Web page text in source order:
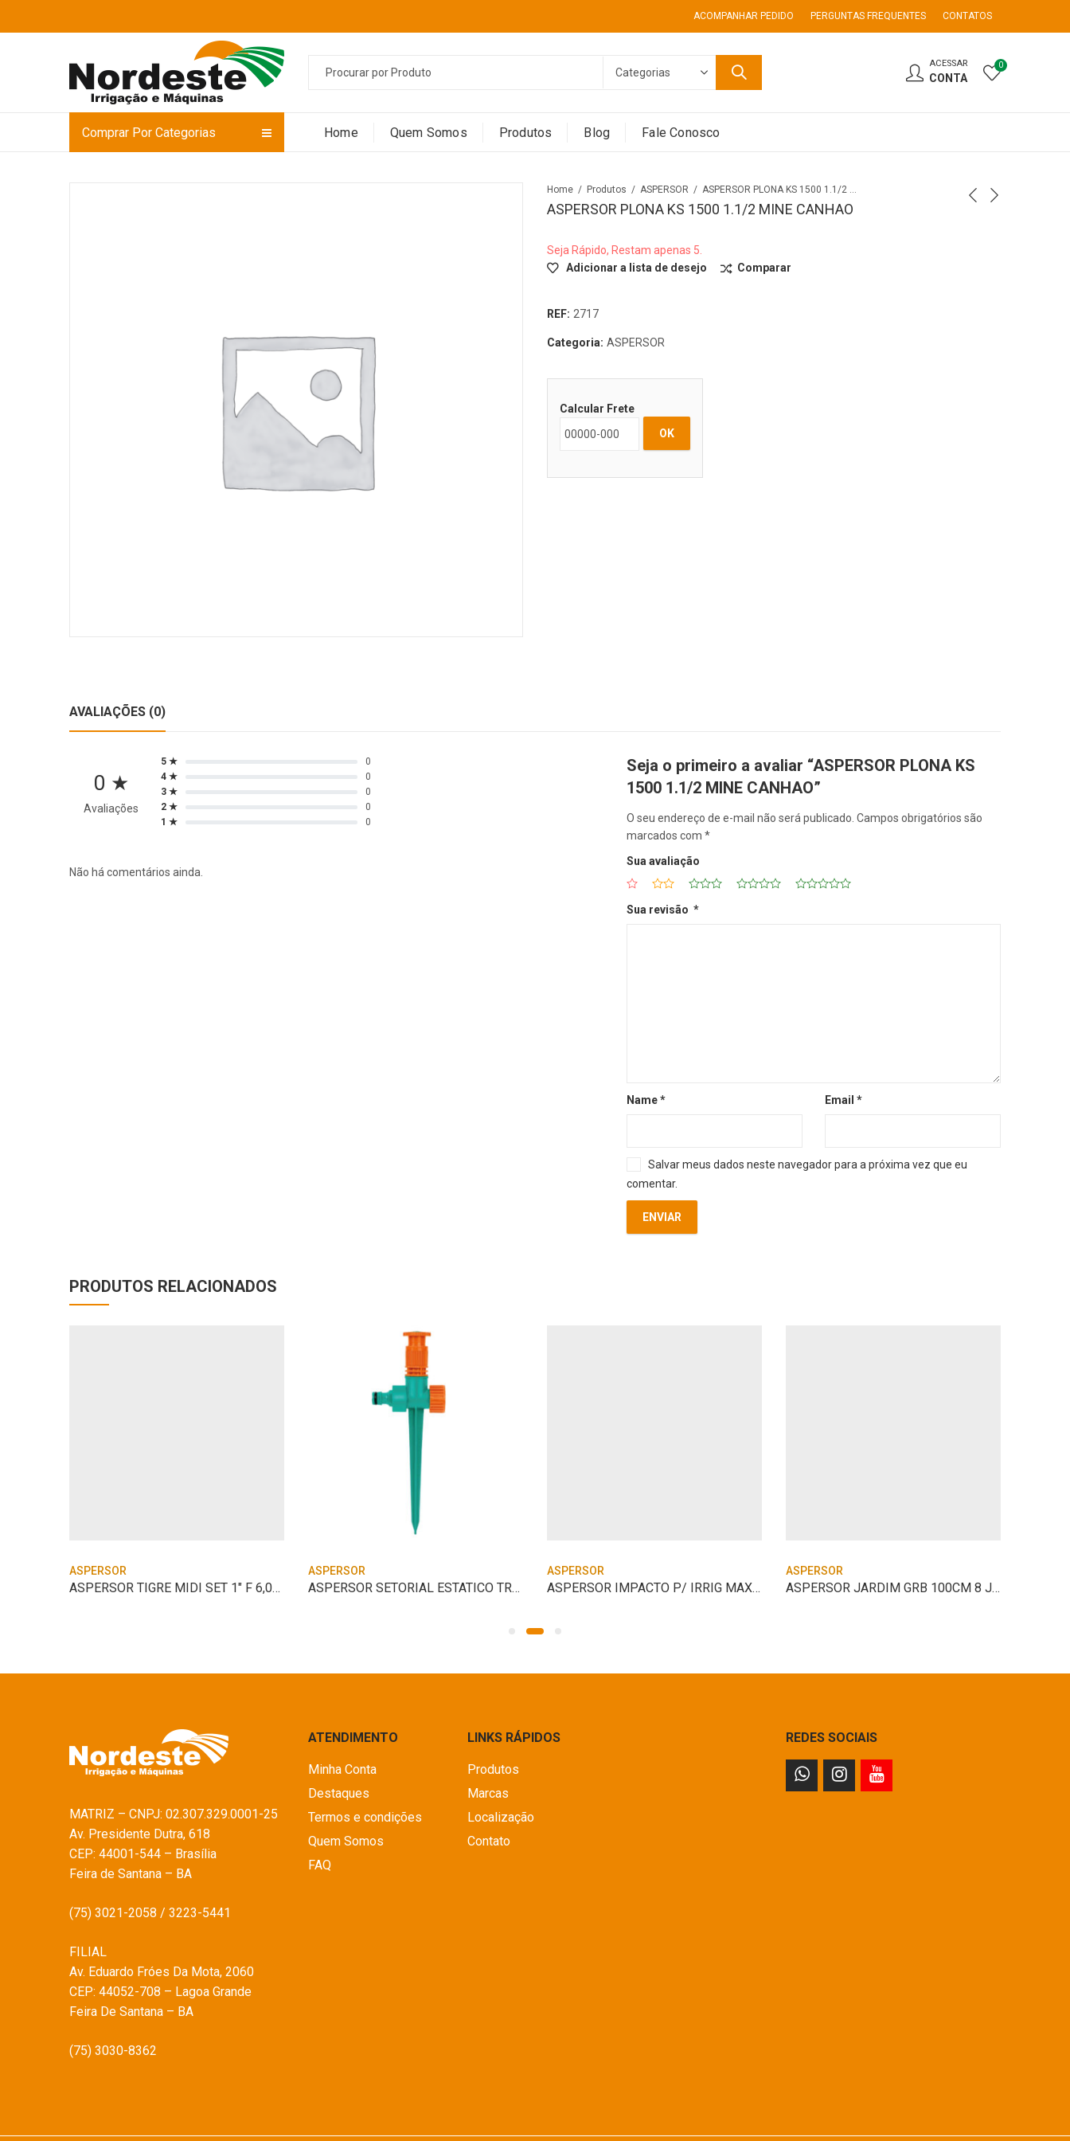
ACOMPANHAR PEDIDO PERGUNTAS FREQUENTES CONTATOS
ACESSAR
CONTA
0
Comprar Por Categorias Home Quem Somos Produtos Blog Fale Conosco
Home Produtos ASPERSOR ASPERSOR PLONA KS 1500 1.1/2 MINE CANHAO
ASPERSOR PLONA KS 1500 1.1/2 MINE CANHAO
Seja Rápido, Restam apenas 5.
Adicionar a lista de desejo
Comparar
REF: 2717
Categoria: ASPERSOR
Calcular Frete
OK
AVALIAÇÕES (0)
0 ★
Avaliações
5 ★
0
4 ★
0
3 ★
0
2 ★
0
1 ★
0
Não há comentários ainda.
Seja o primeiro a avaliar “ASPERSOR PLONA KS
1500 1.1/2 MINE CANHAO”
O seu endereço de e-mail não será publicado. Campos obrigatórios são
marcados com *
Sua avaliação
Sua revisão *
Name* Email *
Salvar meus dados neste navegador para a próxima vez que eu
comentar.
PRODUTOS RELACIONADOS
ASPERSOR
ASPERSOR TIGRE MIDI SET 1″ F 6,0MM
ASPERSOR
ASPERSOR SETORIAL ESTATICO TRAMONTINA
ASPERSOR
ASPERSOR IMPACTO P/ IRRIG MAXI-BIRD 2045
ASPERSOR
ASPERSOR JARDIM GRB 100CM 8 JATOS
MATRIZ – CNPJ: 02.307.329.0001-25
Av. Presidente Dutra, 618
CEP: 44001-544 – Brasília
Feira de Santana – BA
(75) 3021-2058 / 3223-5441
FILIAL
Av. Eduardo Fróes Da Mota, 2060
CEP: 44052-708 – Lagoa Grande
Feira De Santana – BA
(75) 3030-8362
ATENDIMENTO
Minha Conta
Destaques
Termos e condições
Quem Somos
FAQ
LINKS RÁPIDOS
Produtos
Marcas
Localização
Contato
REDES SOCIAIS